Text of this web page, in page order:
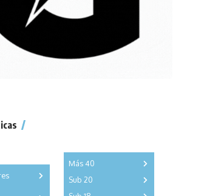
Más 40
Sub 20